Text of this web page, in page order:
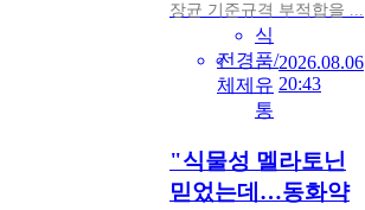
장균 기준규격 부적합을 ...
전
체
경
제
식
품/
유
통
2026.08.06
20:43
"식물성 멜라토닌
믿었는데…동화약